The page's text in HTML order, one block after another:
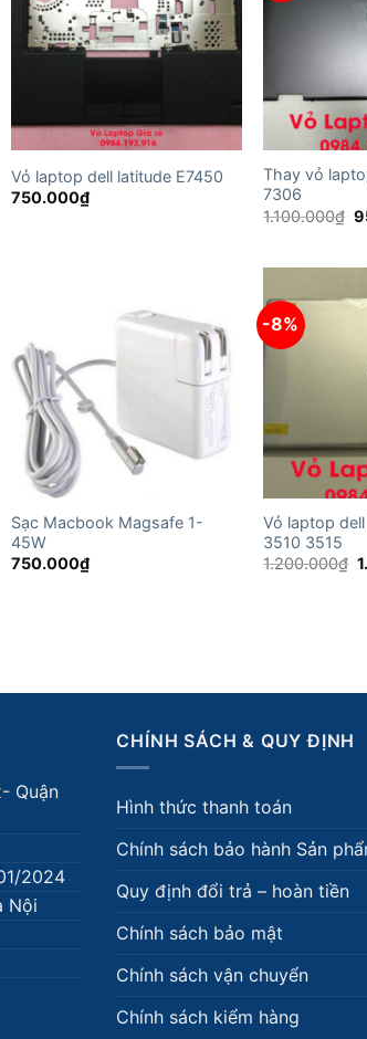
Vỏ laptop dell latitude E7450
750.000₫
Thay vỏ
7306
1.100.000₫
Sạc Macbook Magsafe 1-
45W
750.000₫
-8%
Vỏ laptop
3510 3515
1.200.000₫
Quận
2024
Nội
CHÍNH SÁCH & QUY ĐỊNH
Hình thức thanh toán
Chính sách bảo hành Sản
Quy định đổi trả – hoàn tiền
Chính sách bảo mật
Chính sách vận chuyển
Chính sách kiểm hàng